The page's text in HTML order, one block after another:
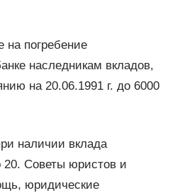
на погребение
наследникам вкладов,
на 20.06.1991 г. до 6000
наличии вклада
20. Советы юристов и
юридические